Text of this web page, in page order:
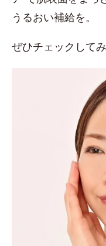
うるおい補給を。
ぜひチェックしてみ